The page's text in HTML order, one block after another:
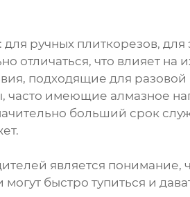
ручных плиткорезов,
отличаться, что влияет на
подходящие для
имеющие алмазное
больший срок
является понимание,
быстро тупиться и